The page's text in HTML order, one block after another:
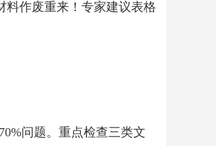
料作废重来！专家建议表格
问题。重点检查三类文